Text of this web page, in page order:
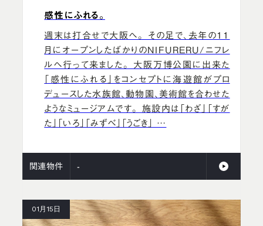
感性にふれる。
週末は打合せで大阪へ。 その足で、去年の11
月にオープンしたばかりのNIFURERU/ニフレ
ルへ行って来ました。 大阪万博公園に出来た
「感性にふれる」をコンセプトに海遊館がプロ
デュースした水族館、動物園、美術館を合わせた
ようなミュージアムです。 施設内は「わざ」「すが
た」「いろ」「みずべ」「うごき」 …
関連物件 -
01月15日